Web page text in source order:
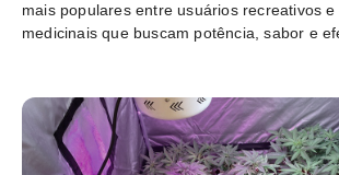
mais populares entre usuários recreativos e
medicinais que buscam potência, sabor e